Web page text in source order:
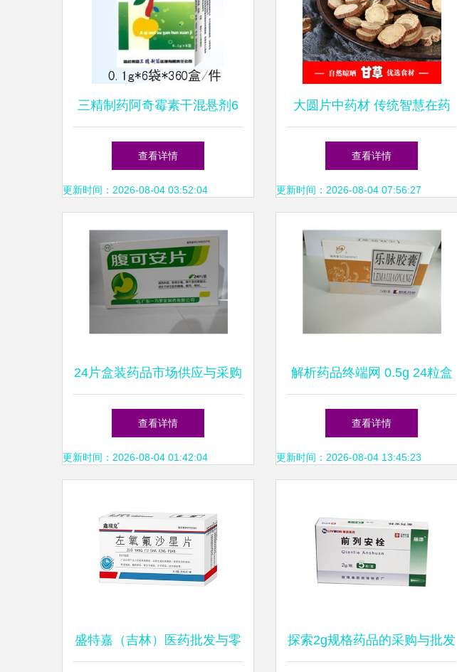
三精制药阿奇霉素干混悬剂6
袋装 诚招合作伙伴，共享医
药市场新机遇
查看详情
更新时间：2026-08-04 03:52:04
大圆片中药材 传统智慧在药
品零售中的现代化发展
查看详情
更新时间：2026-08-04 07:56:27
24片盒装药品市场供应与采购
厂家价格与药品终端网批发指
南
查看详情
更新时间：2026-08-04 01:42:04
解析药品终端网 0.5g 24粒盒
装药品的价格、厂家、供应、
采购与批发
查看详情
更新时间：2026-08-04 13:45:23
盛特嘉（吉林）医药批发与零 探索2g规格药品的采购与批发